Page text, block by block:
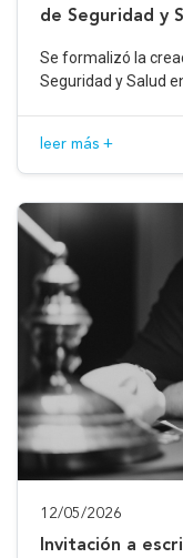
de Seguridad y
Se formalizó la
Seguridad y Salud
leer más +
12/05/2026
Invitación a